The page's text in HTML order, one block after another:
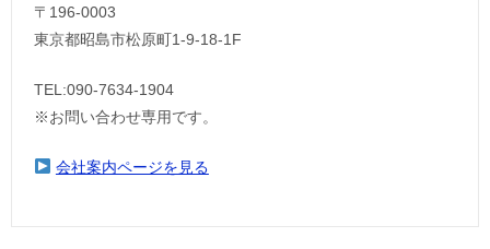
〒196-0003
東京都昭島市松原町1-9‐18‐1F
TEL:090-7634-1904
※お問い合わせ専用です。
会社案内ページを見る